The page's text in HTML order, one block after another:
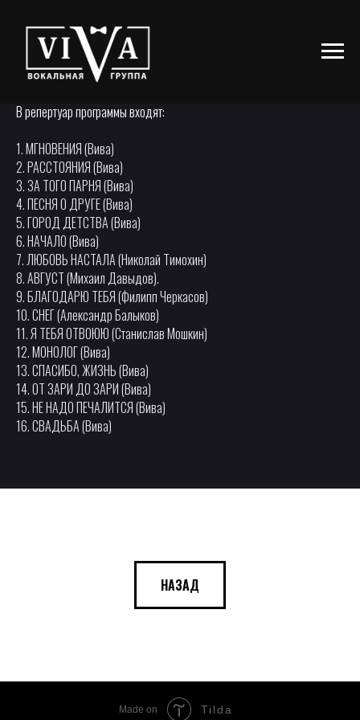
В репертуар программы входят:
1. МГНОВЕНИЯ (Вива)
2. РАССТОЯНИЯ (Вива)
3. ЗА ТОГО ПАРНЯ (Вива)
4. ПЕСНЯ О ДРУГЕ (Вива)
5. ГОРОД ДЕТСТВА (Вива)
6. НАЧАЛО (Вива)
7. ЛЮБОВЬ НАСТАЛА (Николай Тимохин)
8. АВГУСТ (Михаил Давыдов).
9. БЛАГОДАРЮ ТЕБЯ (Филипп Черкасов)
10. СНЕГ (Александр Балыков)
11. Я ТЕБЯ ОТВОЮЮ (Станислав Мошкин)
12. МОНОЛОГ (Вива)
13. СПАСИБО, ЖИЗНЬ (Вива)
14. ОТ ЗАРИ ДО ЗАРИ (Вива)
15. НЕ НАДО ПЕЧАЛИТСЯ (Вива)
16. СВАДЬБА (Вива)
НАЗАД
Made on Tilda